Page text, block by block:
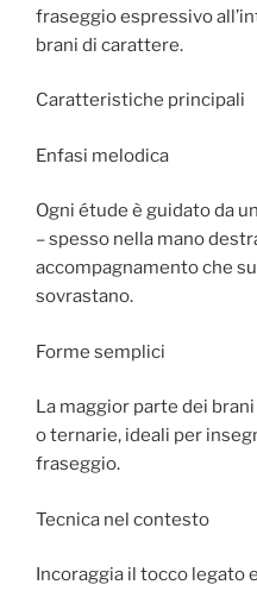
fraseggio espressivo
brani di carattere.
Caratteristiche principali
Enfasi melodica
Ogni étude è guidato da
– spesso nella mano
accompagnamento che
sovrastano.
Forme semplici
La maggior parte dei
o ternarie, ideali per
fraseggio.
Tecnica nel contesto
Incoraggia il tocco legato